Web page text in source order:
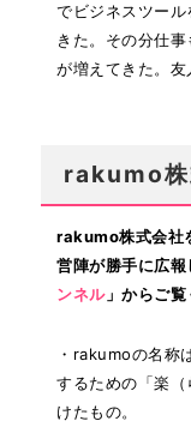
でビジネスツー
きた。その分仕
が増えてきた。友
rakumo株
rakumo株式会社
営陣が勝手に広
ンネル」からご覧
・rakumoの名称
するための「楽
けたもの。